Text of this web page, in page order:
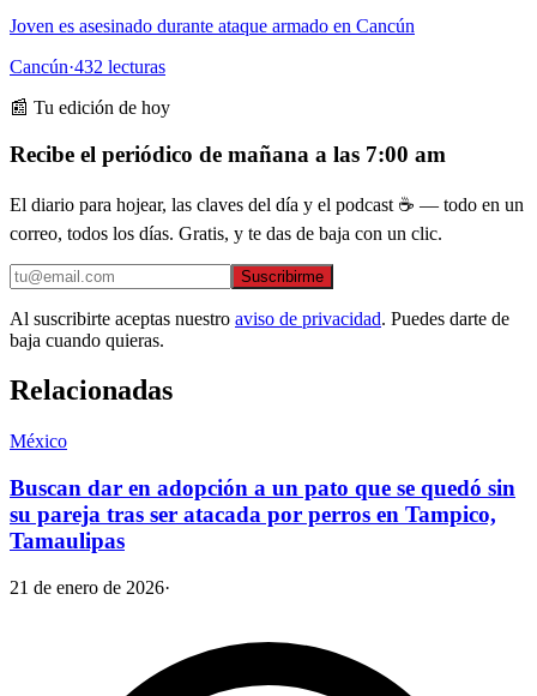
Joven es asesinado durante ataque armado en Cancún
Cancún·432 lecturas
📰 Tu edición de hoy
Recibe el periódico de mañana a las 7:00 am
El diario para hojear, las claves del día y el podcast ☕ — todo en un
correo, todos los días. Gratis, y te das de baja con un clic.
Suscribirme
Al suscribirte aceptas nuestro aviso de privacidad. Puedes darte de
baja cuando quieras.
Relacionadas
México
Buscan dar en adopción a un pato que se quedó sin
su pareja tras ser atacada por perros en Tampico,
Tamaulipas
21 de enero de 2026·